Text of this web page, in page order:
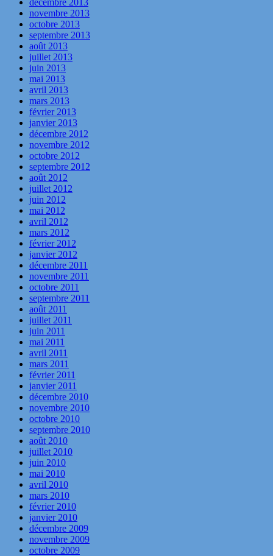
novembre 2013
octobre 2013
septembre 2013
août 2013
juillet 2013
juin 2013
mai 2013
avril 2013
mars 2013
février 2013
janvier 2013
décembre 2012
novembre 2012
octobre 2012
septembre 2012
août 2012
juillet 2012
juin 2012
mai 2012
avril 2012
mars 2012
février 2012
janvier 2012
décembre 2011
novembre 2011
octobre 2011
septembre 2011
août 2011
juillet 2011
juin 2011
mai 2011
avril 2011
mars 2011
février 2011
janvier 2011
décembre 2010
novembre 2010
octobre 2010
septembre 2010
août 2010
juillet 2010
juin 2010
mai 2010
avril 2010
mars 2010
février 2010
janvier 2010
décembre 2009
novembre 2009
octobre 2009